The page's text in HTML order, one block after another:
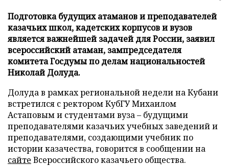
Подготовка будущих атаманов и преподавателей
казачьих школ, кадетских корпусов и вузов
является важнейшей задачей для России, заявил
всероссийский атаман, зампредседателя
комитета Госдумы по делам национальностей
Николай Долуда.
Долуда в рамках региональной недели на Кубани
встретился с ректором КубГУ Михаилом
Астаповым и студентами вуза – будущими
преподавателями казачьих учебных заведений и
преподавателями, создающими учебник по
истории казачества, говорится в сообщении на
сайте Всероссийского казачьего общества.